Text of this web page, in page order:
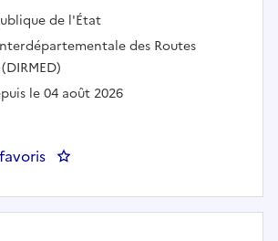
:de l'État
des Routes
le 04 août 2026
: Agent(e) d'exploitation au CEI